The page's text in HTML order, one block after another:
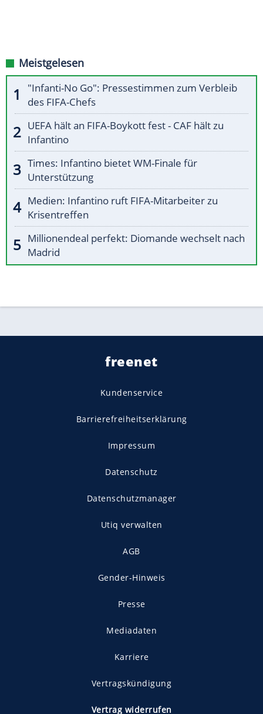
Meistgelesen
"Infanti-No Go": Pressestimmen zum Verbleib
des FIFA-Chefs
UEFA hält an FIFA-Boykott fest - CAF hält zu
Infantino
Times: Infantino bietet WM-Finale für
Unterstützung
Medien: Infantino ruft FIFA-Mitarbeiter zu
Krisentreffen
Millionendeal perfekt: Diomande wechselt nach
Madrid
freenet
Kundenservice
Barrierefreiheitserklärung
Impressum
Datenschutz
Datenschutzmanager
Utiq verwalten
AGB
Gender-Hinweis
Presse
Mediadaten
Karriere
Vertragskündigung
Vertrag widerrufen